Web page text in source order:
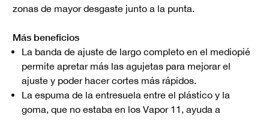
zonas de mayor desgaste junto a la punta.
Más beneficios
La banda de ajuste de largo completo en el mediopié
permite apretar más las agujetas para mejorar el
ajuste y poder hacer cortes más rápidos.
La espuma de la entresuela entre el plástico y la
goma, que no estaba en los Vapor 11, ayuda a